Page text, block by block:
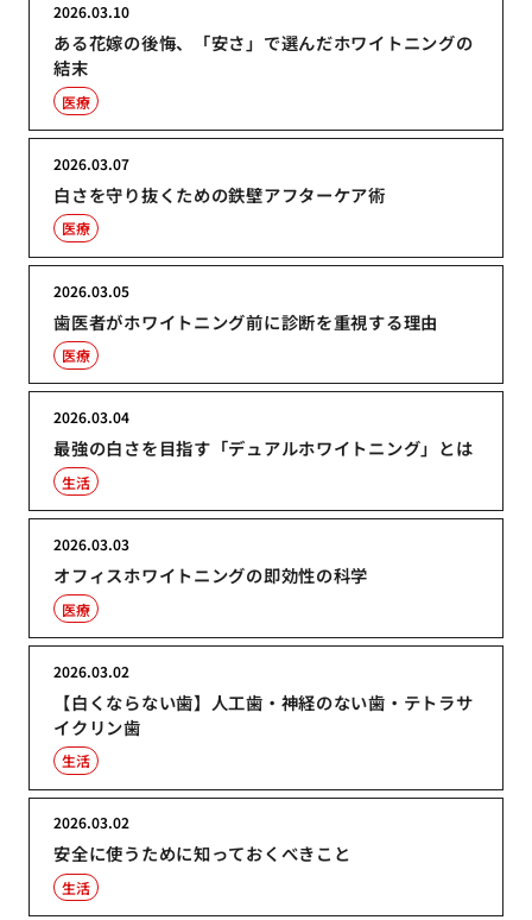
ある花嫁の後悔、「安さ」で選んだホワイトニングの
結末
2026.03.10
医療
白さを守り抜くための鉄壁アフターケア術
2026.03.07
医療
歯医者がホワイトニング前に診断を重視する理由
2026.03.05
医療
最強の白さを目指す「デュアルホワイトニング」とは
2026.03.04
生活
オフィスホワイトニングの即効性の科学
2026.03.03
医療
【白くならない歯】人工歯・神経のない歯・テトラサ
イクリン歯
2026.03.02
生活
安全に使うために知っておくべきこと
2026.03.02
生活